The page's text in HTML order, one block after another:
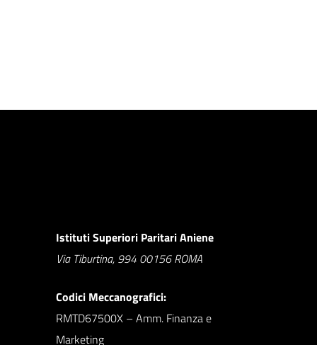
Istituti Superiori Paritari Aniene
Via Tiburtina, 994 00156 ROMA
Codici Meccanografici:
RMTD67500X – Amm. Finanza e
Marketing